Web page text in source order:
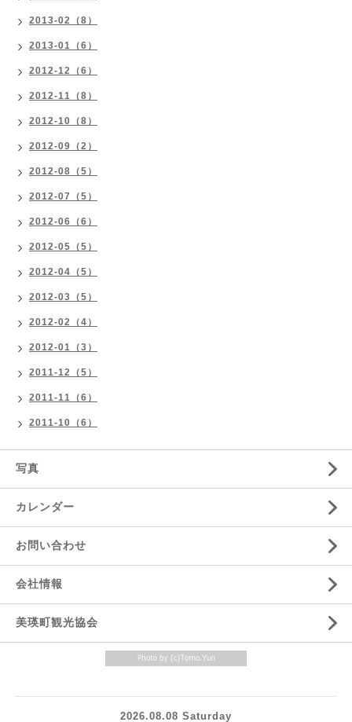
2013-02（8）
2013-01（6）
2012-12（6）
2012-11（8）
2012-10（8）
2012-09（2）
2012-08（5）
2012-07（5）
2012-06（6）
2012-05（5）
2012-04（5）
2012-03（5）
2012-02（4）
2012-01（3）
2011-12（5）
2011-11（6）
2011-10（6）
写真
カレンダー
お問い合わせ
会社情報
美瑛町観光協会
2026.08.08 Saturday